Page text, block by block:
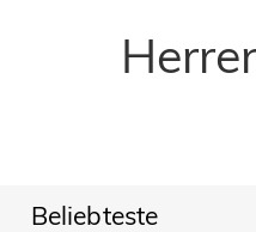
Beliebteste